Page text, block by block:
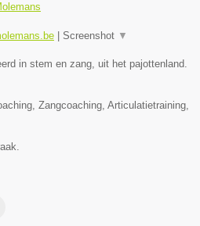
Screenshot ▼
in stem en zang, uit het pajottenland.
Zangcoaching, Articulatietraining,